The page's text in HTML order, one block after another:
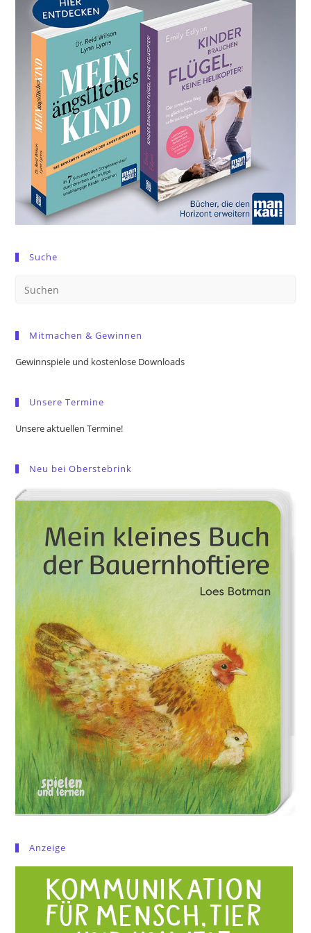
Suche
Mitmachen & Gewinnen
Gewinnspiele und kostenlose Downloads
Unsere Termine
Unsere aktuellen Termine!
Neu bei Oberstebrink
Anzeige